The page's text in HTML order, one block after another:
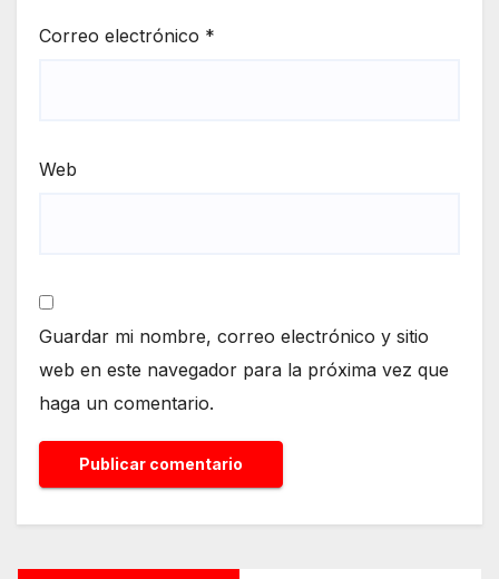
Correo electrónico *
Web
Guardar mi nombre, correo electrónico y sitio
web en este navegador para la próxima vez que
haga un comentario.